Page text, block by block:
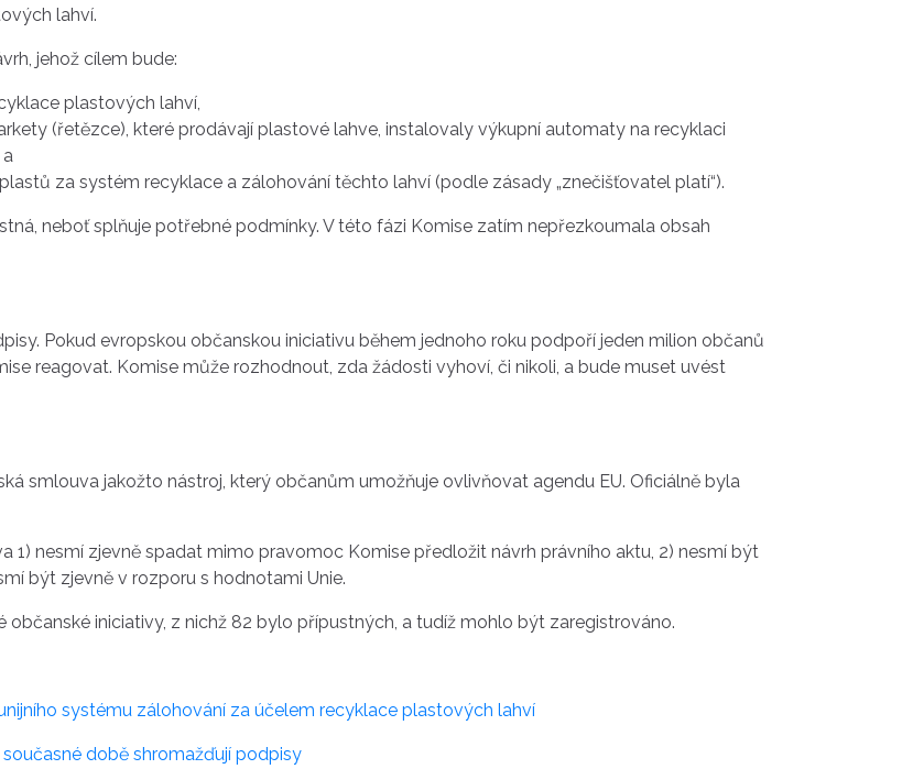
lahví.
jehož cílem bude:
plastových lahví,
(řetězce), které prodávají plastové lahve, instalovaly výkupní automaty na recyklaci
za systém recyklace a zálohování těchto lahví (podle zásady „znečišťovatel platí“).
neboť splňuje potřebné podmínky. V této fázi Komise zatím nepřezkoumala obsah
Pokud evropskou občanskou iniciativu během jednoho roku podpoří jeden milion občanů
reagovat. Komise může rozhodnout, zda žádosti vyhoví, či nikoli, a bude muset uvést
smlouva jakožto nástroj, který občanům umožňuje ovlivňovat agendu EU. Oficiálně byla
1) nesmí zjevně spadat mimo pravomoc Komise předložit návrh právního aktu, 2) nesmí být
být zjevně v rozporu s hodnotami Unie.
iniciativy, z nichž 82 bylo přípustných, a tudíž mohlo být zaregistrováno.
systému zálohování za účelem recyklace plastových lahví
době shromažďují podpisy